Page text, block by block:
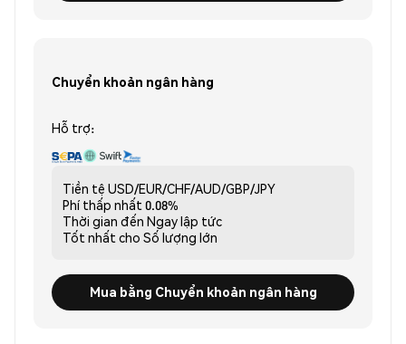
Chuyển khoản ngân hàng
Hỗ trợ:
Tiền tệ USD/EUR/CHF/AUD/GBP/JPY
Phí thấp nhất 0.08%
Thời gian đến Ngay lập tức
Tốt nhất cho Số lượng lớn
Mua bằng Chuyển khoản ngân hàng